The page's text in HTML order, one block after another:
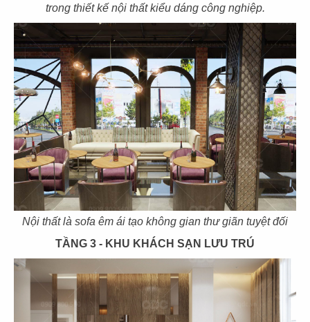
trong thiết kế nội thất kiểu dáng công nghiệp.
Nội thất là sofa êm ái tạo không gian thư giãn tuyệt đối
TẦNG 3 - KHU KHÁCH SẠN LƯU TRÚ
55
BẮC KIM THANG
CN Crescent Mall
56
BẮC KIM THANG
CN Estella Palace
57
SOM TUM THAI
CN Vincom 3/2
58
SOM TUM THAI
CN Vincom Quang Trung